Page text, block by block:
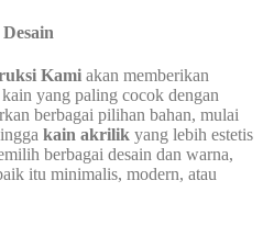
Kami akan memberikan
yang paling cocok dengan
berbagai pilihan bahan, mulai
kain akrilik yang lebih estetis
berbagai desain dan warna,
itu minimalis, modern, atau